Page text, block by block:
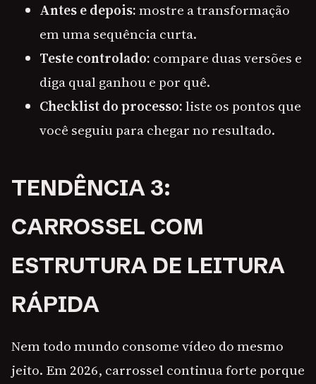
Antes e depois:mostre a transformação
em uma sequência curta.
Teste controlado: compare duas versões e
diga qual ganhou e por quê.
Checklist do processo:liste os pontos que
você seguiu para chegar no resultado.
TENDÊNCIA 3:
CARROSSEL COM
ESTRUTURA DE LEITURA
RÁPIDA
Nem todo mundo consome vídeo do mesmo
jeito. Em 2026, carrossel continua forte porque